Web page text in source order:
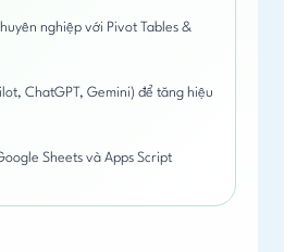
nghiệp với Pivot Tables &
ChatGPT, Gemini) để tăng hiệu
Sheets và Apps Script